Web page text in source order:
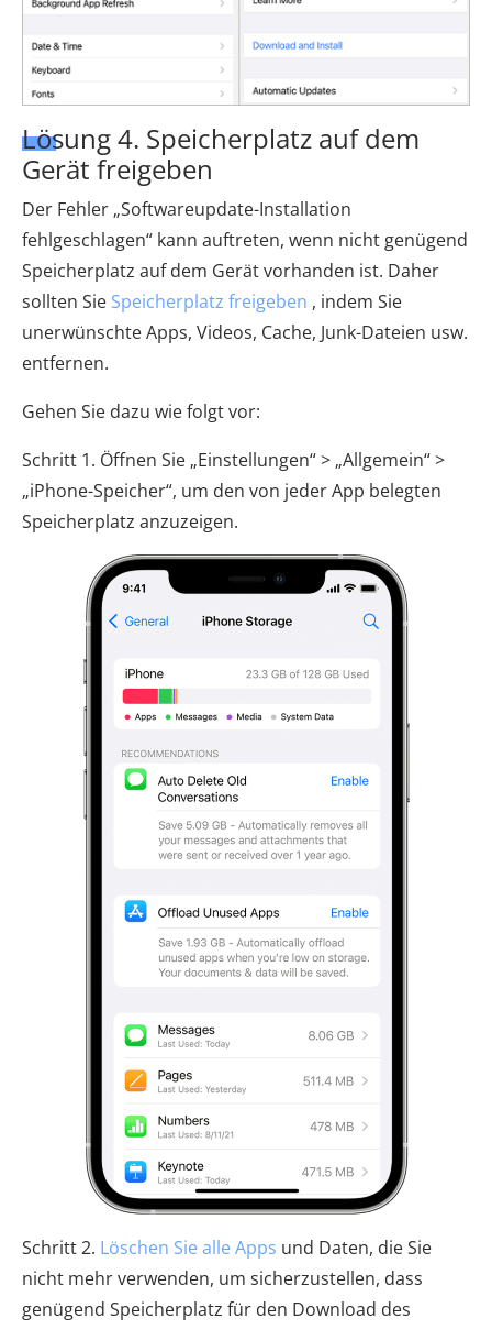
Lösung 4. Speicherplatz auf dem
Gerät freigeben
Der Fehler „Softwareupdate-Installation
fehlgeschlagen“ kann auftreten, wenn nicht genügend
Speicherplatz auf dem Gerät vorhanden ist. Daher
sollten Sie Speicherplatz freigeben , indem Sie
unerwünschte Apps, Videos, Cache, Junk-Dateien usw.
entfernen.
Gehen Sie dazu wie folgt vor:
Schritt 1. Öffnen Sie „Einstellungen“ > „Allgemein“ >
„iPhone-Speicher“, um den von jeder App belegten
Speicherplatz anzuzeigen.
Schritt 2. Löschen Sie alle Apps und Daten, die Sie
nicht mehr verwenden, um sicherzustellen, dass
genügend Speicherplatz für den Download des